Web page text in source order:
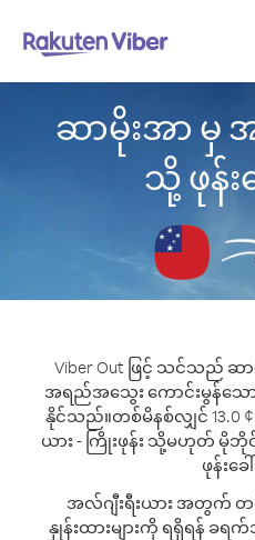
ဆာမိုးအာ မှ
သို့ ဖုန်း
Viber Out ဖြင့် သင်သည် ဆ
အရည်အသွေး ကောင်းမွန်သော
နိုင်သည်။တစ်မိနစ်လျှင် 13.0
ယား - ကြိုးဖုန်း သို့မဟုတ် မို
ဖုန်းခေ
အလ်ဂျီးရီးယား အတွက် တ
နှုန်းထားများကို ရရှိရန် ခ